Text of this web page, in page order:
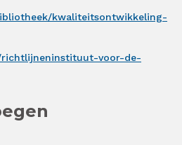
kwaliteitsontwikkeling-
voor-de-